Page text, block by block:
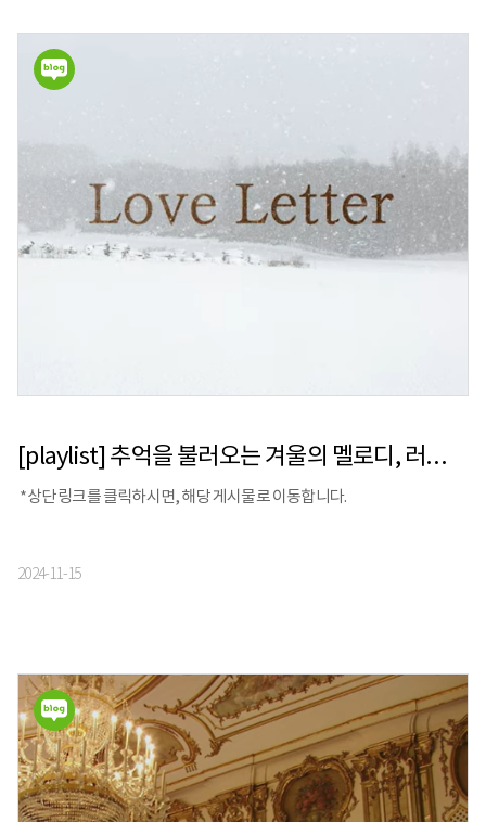
[playlist] 추억을 불러오는 겨울의 멜로디, 러브레터 OST (Orchestra ver.)
*상단 링크를 클릭하시면, 해당 게시물로 이동합니다.
2024-11-15